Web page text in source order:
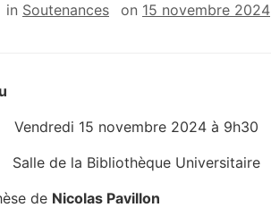
in Soutenances on 15 novembre 2024
Vendredi 15 novembre 2024 à 9h30
Salle de la Bibliothèque Universitaire
de Nicolas Pavillon